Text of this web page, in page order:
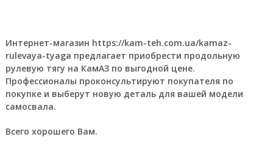
Интернет-магазин https://kam-teh.com.ua/kamaz-
rulevaya-tyaga предлагает приобрести продольную
рулевую тягу на КамАЗ по выгодной цене.
Профессионалы проконсультируют покупателя по
покупке и выберут новую деталь для вашей модели
самосвала.
Всего хорошего Вам.